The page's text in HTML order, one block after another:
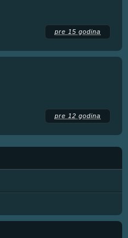
pre 15 godina
pre 12 godina